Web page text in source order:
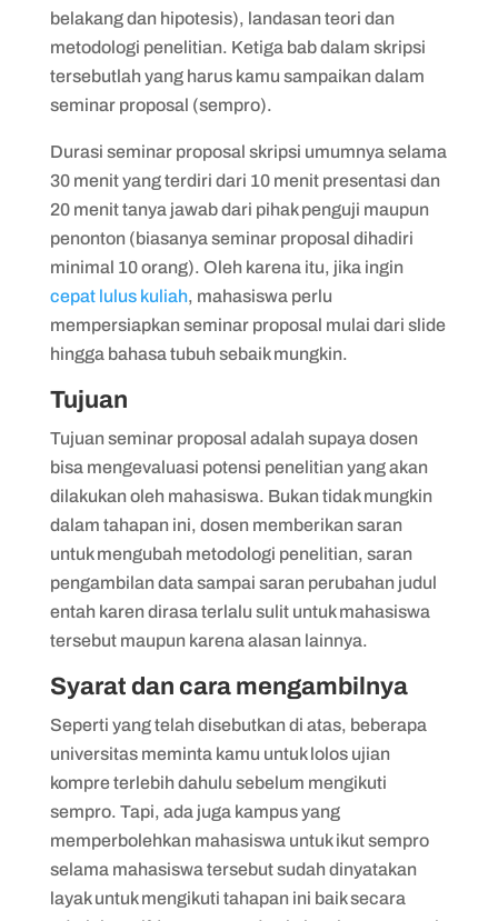
belakang dan hipotesis), landasan teori dan
metodologi penelitian. Ketiga bab dalam skripsi
tersebutlah yang harus kamu sampaikan dalam
seminar proposal (sempro).
Durasi seminar proposal skripsi umumnya selama
30 menit yang terdiri dari 10 menit presentasi dan
20 menit tanya jawab dari pihak penguji maupun
penonton (biasanya seminar proposal dihadiri
minimal 10 orang). Oleh karena itu, jika ingin
cepat lulus kuliah, mahasiswa perlu
mempersiapkan seminar proposal mulai dari slide
hingga bahasa tubuh sebaik mungkin.
Tujuan
Tujuan seminar proposal adalah supaya dosen
bisa mengevaluasi potensi penelitian yang akan
dilakukan oleh mahasiswa. Bukan tidak mungkin
dalam tahapan ini, dosen memberikan saran
untuk mengubah metodologi penelitian, saran
pengambilan data sampai saran perubahan judul
entah karen dirasa terlalu sulit untuk mahasiswa
tersebut maupun karena alasan lainnya.
Syarat dan cara mengambilnya
Seperti yang telah disebutkan di atas, beberapa
universitas meminta kamu untuk lolos ujian
kompre terlebih dahulu sebelum mengikuti
sempro. Tapi, ada juga kampus yang
memperbolehkan mahasiswa untuk ikut sempro
selama mahasiswa tersebut sudah dinyatakan
layak untuk mengikuti tahapan ini baik secara